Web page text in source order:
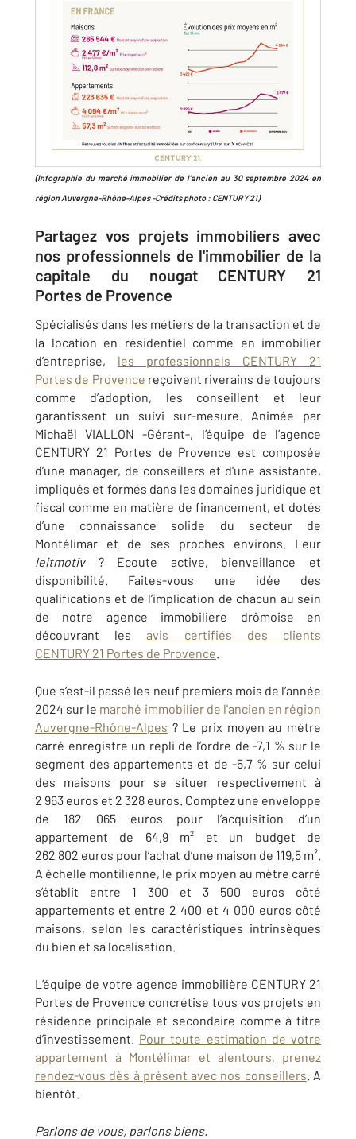
(Infographie du marché immobilier de l’ancien au 30 septembre 2024 en
région Auvergne-Rhône-Alpes -Crédits photo : CENTURY 21)
Partagez vos projets immobiliers avec
nos professionnels de l'immobilier de la
capitale du nougat CENTURY 21
Portes de Provence
Spécialisés dans les métiers de la transaction et de
la location en résidentiel comme en immobilier
d’entreprise, les professionnels CENTURY 21
Portes de Provence reçoivent riverains de toujours
comme d’adoption, les conseillent et leur
garantissent un suivi sur-mesure. Animée par
Michaël VIALLON -Gérant-, l’équipe de l’agence
CENTURY 21 Portes de Provence est composée
d’une manager, de conseillers et d'une assistante,
impliqués et formés dans les domaines juridique et
fiscal comme en matière de financement, et dotés
d’une connaissance solide du secteur de
Montélimar et de ses proches environs. Leur
leitmotiv? Ecoute active, bienveillance et
disponibilité. Faites-vous une idée des
qualifications et de l’implication de chacun au sein
de notre agence immobilière drômoise en
découvrant lesavis certifiés des clients
CENTURY 21 Portes de Provence.
Que s’est-il passé les neuf premiers mois de l’année
2024 sur le marché immobilier de l'ancien en région
Auvergne-Rhône-Alpes ? Le prix moyen au mètre
carré enregistre un repli de l’ordre de -7,1 % sur le
segment des appartements et de -5,7 % sur celui
des maisons pour se situer respectivement à
2 963 euros et 2 328 euros. Comptez une enveloppe
de 182 065 euros pour l’acquisition d’un
appartement de 64,9 m² et un budget de
262 802 euros pour l’achat d’une maison de 119,5 m².
A échelle montilienne, le prix moyen au mètre carré
s’établit entre 1 300 et 3 500 euros côté
appartements et entre 2 400 et 4 000 euros côté
maisons, selon les caractéristiques intrinsèques
du bien et sa localisation.
L’équipe de votre agence immobilière CENTURY 21
Portes de Provence concrétise tous vos projets en
résidence principale et secondaire comme à titre
d’investissement. Pour toute estimation de votre
appartement à Montélimar et alentours, prenez
rendez-vous dès à présent avec nos conseillers. A
bientôt.
Parlons de vous, parlons biens.